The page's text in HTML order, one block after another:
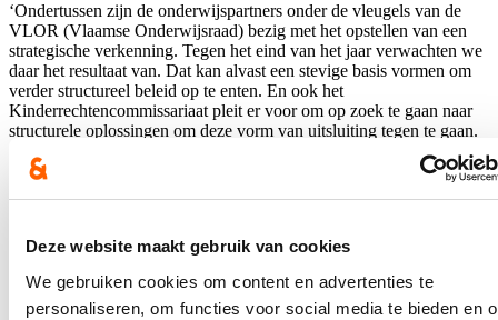
Deze website maakt gebruik van cookies
We gebruiken cookies om content en advertenties te
personaliseren, om functies voor social media te bieden en
‘Ondertussen zijn de onderwijspartners onder de vleugels van de
VLOR (Vlaamse Onderwijsraad) bezig met het opstellen van een
strategische verkenning. Tegen het eind van het jaar verwachten we
daar het resultaat van. Dat kan alvast een stevige basis vormen om
verder structureel beleid op te enten. En ook het
Kinderrechtencommissariaat pleit er voor om op zoek te gaan naar
structurele oplossingen om deze vorm van uitsluiting tegen te gaan.
‘Ik treed deze oproep absoluut bij,’ besluit Loes Vandromme. ‘Elke
leerling heeft recht op gepast onderwijs.’
Tabel: aantal leerlingen in het basisonderwijs dat 30 of meer halve